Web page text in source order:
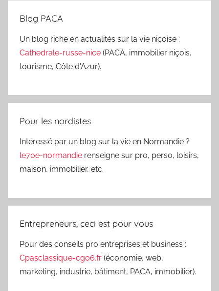
Blog PACA
Un blog riche en actualités sur la vie niçoise :
Cathedrale-russe-nice (PACA, immobilier niçois,
tourisme, Côte d'Azur).
Pour les nordistes
Intéressé par un blog sur la vie en Normandie ?
le70e-normandie renseigne sur pro, perso, loisirs,
maison, immobilier, etc.
Entrepreneurs, ceci est pour vous
Pour des conseils pro entreprises et business :
Cpasclassique-cg06.fr (économie, web,
marketing, industrie, bâtiment, PACA, immobilier).